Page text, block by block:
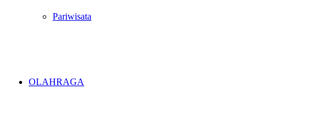
Pariwisata
OLAHRAGA